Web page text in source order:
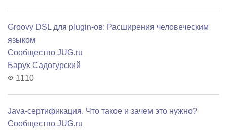
Groovy DSL для plugin-ов: Расширения человеческим
языком
Сообщество JUG.ru
Барух Садогурский
1110
Java-сертификация. Что такое и зачем это нужно?
Сообщество JUG.ru